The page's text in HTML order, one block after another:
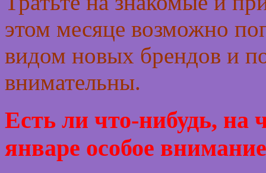
этом месяце возможно
видом новых брендов и
внимательны.
Есть ли что-нибудь, на
январе особое